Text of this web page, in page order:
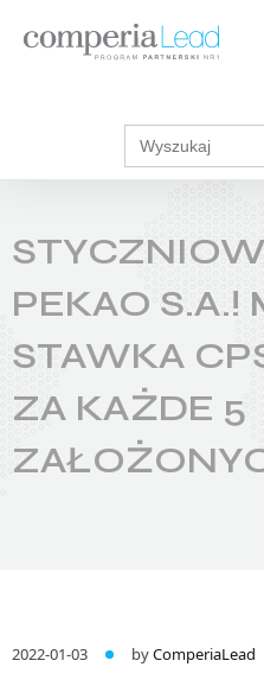
Strefa
Akcje
Search
for:
PEKAO S.A.!
STAWKA
ZA KAŻDE 5
2022-01-03 byComperiaLead